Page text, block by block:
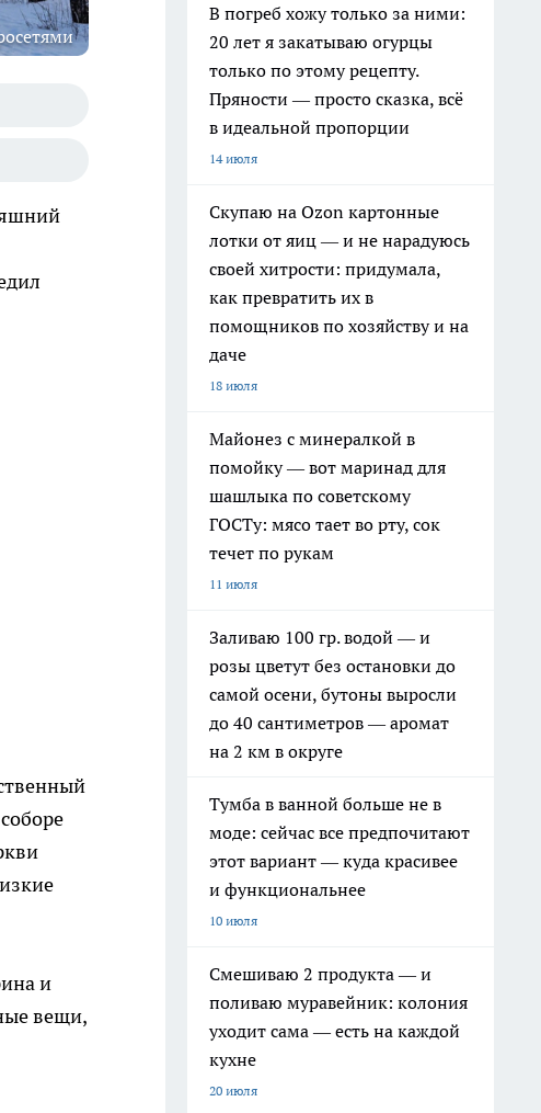
и
вещи,
В погреб хожу только за ними:
20 лет я закатываю огурцы
только по этому рецепту.
Пряности — просто сказка, всё
в идеальной пропорции
14 июля
Скупаю на Ozon картонные
лотки от яиц — и не нарадуюсь
своей хитрости: придумала,
как превратить их в
помощников по хозяйству и на
даче
18 июля
Майонез с минералкой в
помойку — вот маринад для
шашлыка по советскому
ГОСТу: мясо тает во рту, сок
течет по рукам
11 июля
Заливаю 100 гр. водой — и
розы цветут без остановки до
самой осени, бутоны выросли
до 40 сантиметров — аромат
на 2 км в округе
Тумба в ванной больше не в
моде: сейчас все предпочитают
этот вариант — куда красивее
и функциональнее
10 июля
Смешиваю 2 продукта — и
поливаю муравейник: колония
уходит сама — есть на каждой
кухне
20 июля